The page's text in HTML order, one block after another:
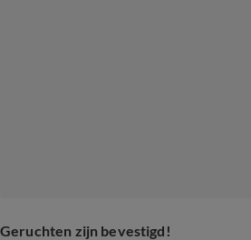
Geruchten zijn bevestigd!